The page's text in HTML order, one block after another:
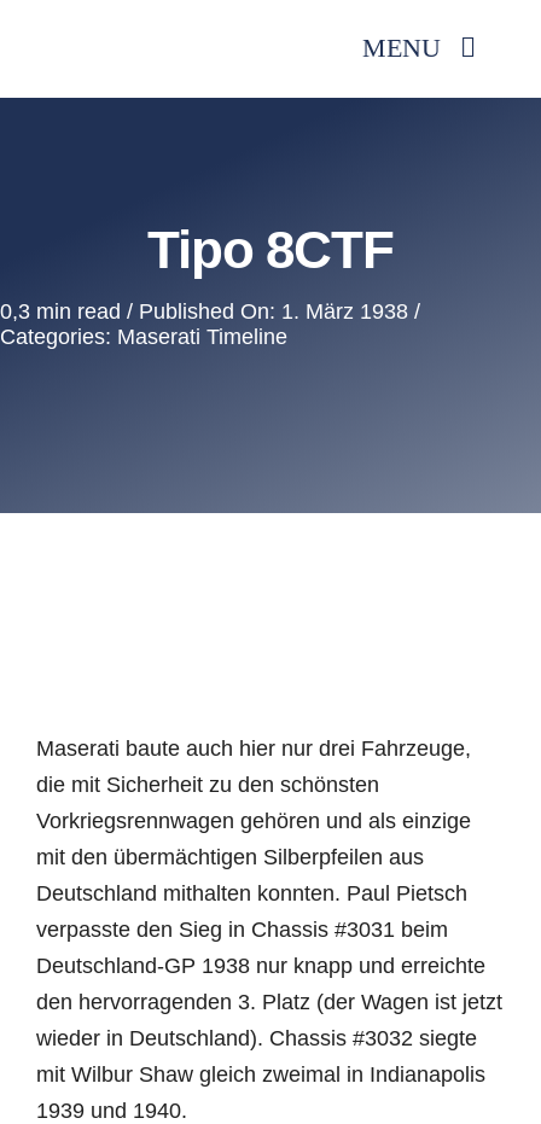
MENU
Tipo 8CTF
0,3 min read / Published On: 1. März 1938 /
Categories: Maserati Timeline
Maserati baute auch hier nur drei Fahrzeuge,
die mit Sicherheit zu den schönsten
Vorkriegsrennwagen gehören und als einzige
mit den übermächtigen Silberpfeilen aus
Deutschland mithalten konnten. Paul Pietsch
verpasste den Sieg in Chassis #3031 beim
Deutschland-GP 1938 nur knapp und erreichte
den hervorragenden 3. Platz (der Wagen ist jetzt
wieder in Deutschland). Chassis #3032 siegte
mit Wilbur Shaw gleich zweimal in Indianapolis
1939 und 1940.